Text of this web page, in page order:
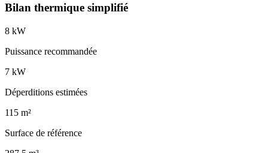
Bilan thermique simplifié
8 kW
Puissance recommandée
7 kW
Déperditions estimées
115 m²
Surface de référence